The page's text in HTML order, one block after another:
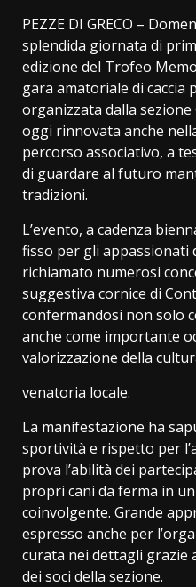
PEZZE DI GRECO –
splendida giornata di
edizione del Trofeo
gara amatoriale di caccia
organizzata dalla sezione
oggi rinnovata anche
percorso associativo, a
di guardare al futuro
tradizioni.
L’evento, a cadenza
fisso per gli appassionati
richiamato numerosi
suggestiva cornice di
confermandosi non solo
anche come importante
valorizzazione della
venatoria locale.
La manifestazione ha
sportività e rispetto per
prova l’abilità dei
propri cani da ferma in
coinvolgente. Grande
espresso anche per
curata nei dettagli grazie
dei soci della sezione.